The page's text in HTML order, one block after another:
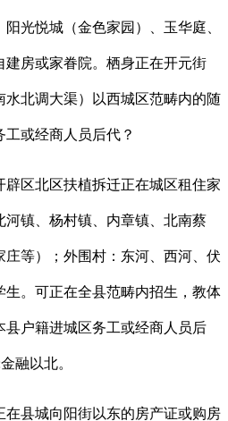
光悦城（金色家园）、玉华庭、
建房或家眷院。栖身正在开元街
水北调大渠）以西城区范畴内的随
或经商人员后代？
区北区扶植拆迁正在城区租住家
河镇、杨村镇、内章镇、北南蔡
庄等）；外围村：东河、西河、伏
。可正在全县范畴内招生，教体
县户籍进城区务工或经商人员后
融以北。
县城向阳街以东的房产证或购房